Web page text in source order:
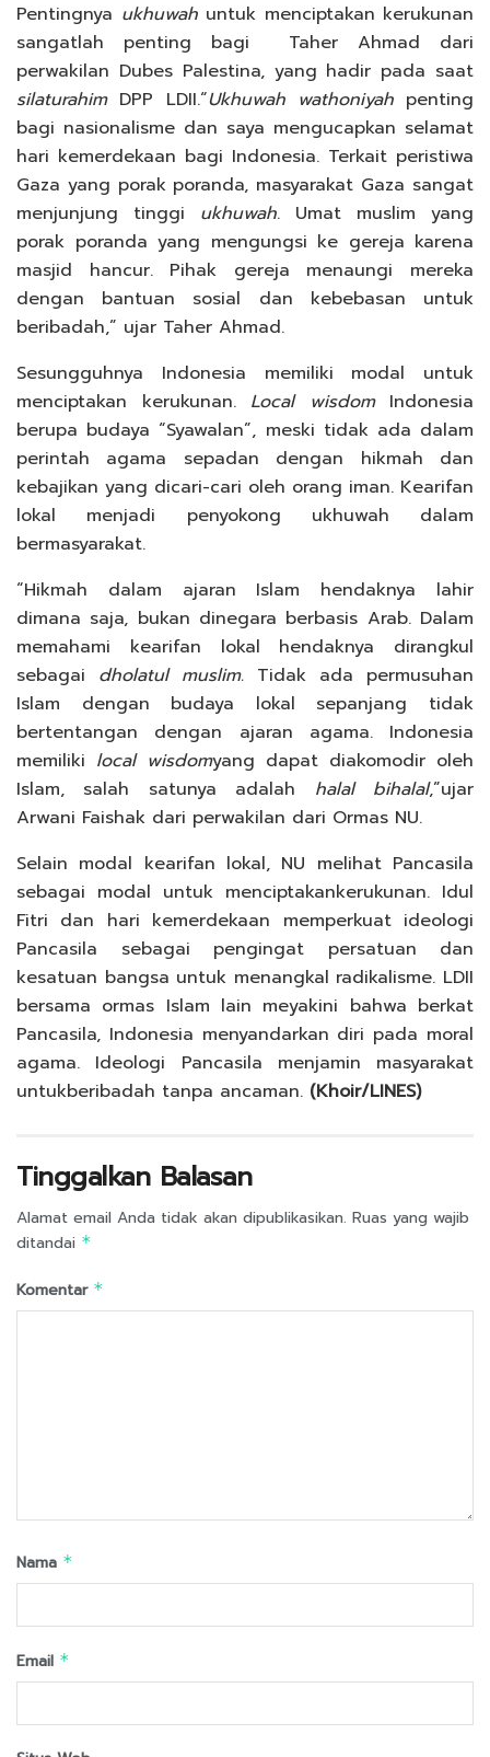
Pentingnya ukhuwahuntuk menciptakan kerukunan
sangatlah penting bagi Taher Ahmad dari
perwakilan Dubes Palestina, yang hadir pada saat
silaturahim DPP LDII.“Ukhuwah wathoniyahpenting
bagi nasionalisme dan saya mengucapkan selamat
hari kemerdekaan bagi Indonesia. Terkait peristiwa
Gaza yang porak poranda, masyarakat Gaza sangat
menjunjung tinggi ukhuwah. Umat muslim yang
porak poranda yang mengungsi ke gereja karena
masjid hancur. Pihak gereja menaungi mereka
dengan bantuan sosial dan kebebasan untuk
beribadah,” ujar Taher Ahmad.
Sesungguhnya Indonesia memiliki modal untuk
menciptakan kerukunan. Local wisdomIndonesia
berupa budaya “Syawalan”, meski tidak ada dalam
perintah agama sepadan dengan hikmah dan
kebajikan yang dicari-cari oleh orang iman. Kearifan
lokal menjadi penyokong ukhuwah dalam
bermasyarakat.
“Hikmah dalam ajaran Islam hendaknya lahir
dimana saja, bukan dinegara berbasis Arab. Dalam
memahami kearifan lokal hendaknya dirangkul
sebagai dholatul muslim. Tidak ada permusuhan
Islam dengan budaya lokal sepanjang tidak
bertentangan dengan ajaran agama. Indonesia
memiliki local wisdomyang dapat diakomodir oleh
Islam, salah satunya adalah halal bihalal,”ujar
Arwani Faishak dari perwakilan dari Ormas NU.
Selain modal kearifan lokal, NU melihat Pancasila
sebagai modal untuk menciptakankerukunan. Idul
Fitri dan hari kemerdekaan memperkuat ideologi
Pancasila sebagai pengingat persatuan dan
kesatuan bangsa untuk menangkal radikalisme. LDII
bersama ormas Islam lain meyakini bahwa berkat
Pancasila, Indonesia menyandarkan diri pada moral
agama. Ideologi Pancasila menjamin masyarakat
untukberibadah tanpa ancaman. (Khoir/LINES)
Tinggalkan Balasan
Alamat email Anda tidak akan dipublikasikan. Ruas yang wajib
ditandai *
Komentar *
Nama *
Email *